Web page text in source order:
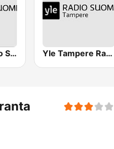
Yle Lahti Radio Suomi Yle Tampere Radio